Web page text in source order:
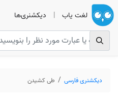
لغت یاب | دیکشنری‌ها
دیکشنری فارسی طی کشیدن